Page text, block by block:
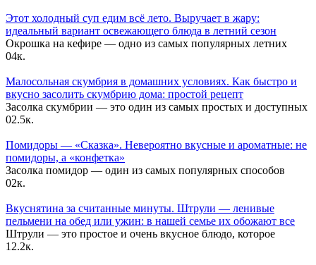
Этот холодный суп едим всё лето. Выручает в жару:
идеальный вариант освежающего блюда в летний сезон
Окрошка на кефире — одно из самых популярных летних
04к.
Малосольная скумбрия в домашних условиях. Как быстро и
вкусно засолить скумбрию дома: простой рецепт
Засолка скумбрии — это один из самых простых и доступных
02.5к.
Помидоры — «Сказка». Невероятно вкусные и ароматные: не
помидоры, а «конфетка»
Засолка помидор — один из самых популярных способов
02к.
Вкуснятина за считанные минуты. Штрули — ленивые
пельмени на обед или ужин: в нашей семье их обожают все
Штрули — это простое и очень вкусное блюдо, которое
1 2.2к.